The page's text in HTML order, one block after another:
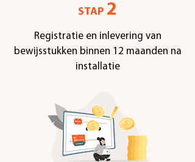
STAP 2
Registratie en inlevering van
bewijsstukken binnen 12 maanden na
installatie